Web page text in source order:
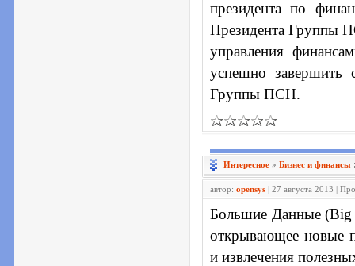
президента по
Президента Группы
управления
успешно завершить
Группы ПСН.
Интересное » Бизнес и финансы
автор: opensys | 27 августа 2013 |
Большие Данные (Big
открывающее новые
и извлечения